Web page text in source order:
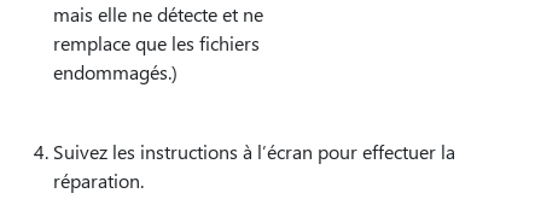
mais elle ne détecte et ne
remplace que les fichiers
endommagés.)
Suivez les instructions à l’écran pour effectuer la
réparation.